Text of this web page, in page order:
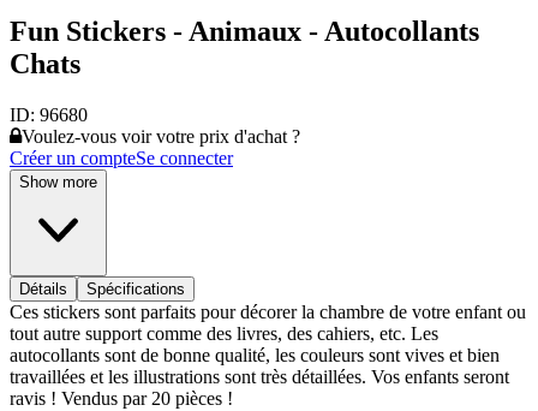
Fun Stickers - Animaux - Autocollants
Chats
ID: 96680
Voulez-vous voir votre prix d'achat ?
Créer un compteSe connecter
Show more
Détails Spécifications
Ces stickers sont parfaits pour décorer la chambre de votre enfant ou
tout autre support comme des livres, des cahiers, etc. Les
autocollants sont de bonne qualité, les couleurs sont vives et bien
travaillées et les illustrations sont très détaillées. Vos enfants seront
ravis ! Vendus par 20 pièces !